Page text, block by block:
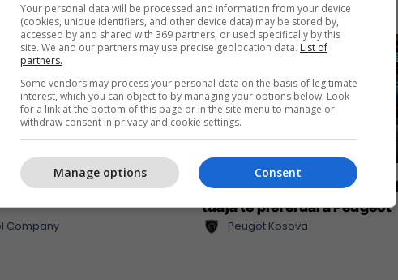
cilësor dhe shumë më
Company
Zgjidhni një nga katër
tuaja të preferuara Peugeot
Peugot Kosova
Your personal data will be processed and information from your device
(cookies, unique identifiers, and other device data) may be stored by,
accessed by and shared with 369 partners, or used specifically by this
site. We and our partners may use precise geolocation data. List of
partners.
Some vendors may process your personal data on the basis of legitimate
interest, which you can object to by managing your options below. Look
for a link at the bottom of this page or in the site menu to manage or
withdraw consent in privacy and cookie settings.
Consent
Manage options